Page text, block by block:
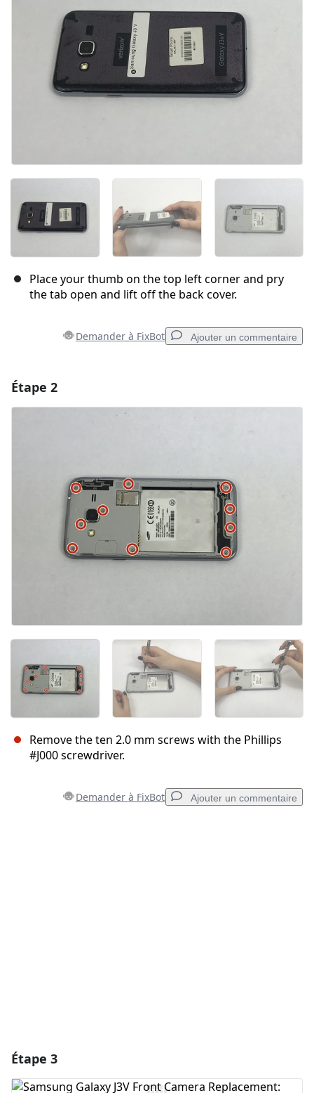
Place your thumb on the top left corner and pry
the tab open and lift off the back cover.
Demander à FixBot Ajouter un commentaire
Annuler Publier un commentaire
Étape 2
Remove the ten 2.0 mm screws with the Phillips
#J000 screwdriver.
Demander à FixBot Ajouter un commentaire
Étape 3